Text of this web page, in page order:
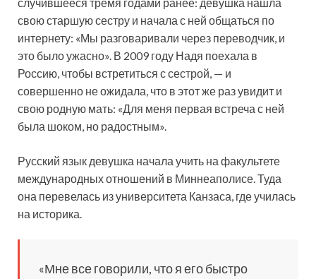
свою старшую сестру и начала с ней общаться по
интернету: «Мы разговаривали через переводчик, и
это было ужасно». В 2009 году Надя поехала в
Россию, чтобы встретиться с сестрой, — и
совершенно не ожидала, что в этот же раз увидит и
свою родную мать: «Для меня первая встреча с ней
была шоком, но радостным».
Русский язык девушка начала учить на факультете
международных отношений в Миннеаполисе. Туда
она перевелась из университета Канзаса, где училась
на историка.
«Мне все говорили, что я его быстро